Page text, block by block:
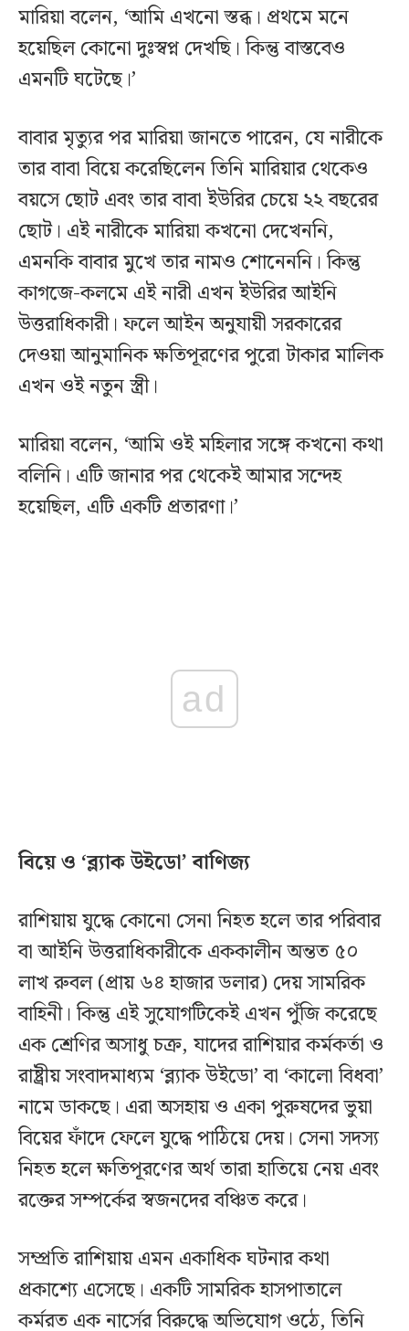
মারিয়া বলেন, ‘আমি এখনো স্তব্ধ। প্রথমে মনে
হয়েছিল কোনো দুঃস্বপ্ন দেখছি। কিন্তু বাস্তবেও
এমনটি ঘটেছে।’
বাবার মৃত্যুর পর মারিয়া জানতে পারেন, যে নারীকে
তার বাবা বিয়ে করেছিলেন তিনি মারিয়ার থেকেও
বয়সে ছোট এবং তার বাবা ইউরির চেয়ে ২২ বছরের
ছোট। এই নারীকে মারিয়া কখনো দেখেননি,
এমনকি বাবার মুখে তার নামও শোনেননি। কিন্তু
কাগজে-কলমে এই নারী এখন ইউরির আইনি
উত্তরাধিকারী। ফলে আইন অনুযায়ী সরকারের
দেওয়া আনুমানিক ক্ষতিপূরণের পুরো টাকার মালিক
এখন ওই নতুন স্ত্রী।
মারিয়া বলেন, ‘আমি ওই মহিলার সঙ্গে কখনো কথা
বলিনি। এটি জানার পর থেকেই আমার সন্দেহ
হয়েছিল, এটি একটি প্রতারণা।’
ad
বিয়ে ও ‘ব্ল্যাক উইডো’ বাণিজ্য
রাশিয়ায় যুদ্ধে কোনো সেনা নিহত হলে তার পরিবার
বা আইনি উত্তরাধিকারীকে এককালীন অন্তত ৫০
লাখ রুবল (প্রায় ৬৪ হাজার ডলার) দেয় সামরিক
বাহিনী। কিন্তু এই সুযোগটিকেই এখন পুঁজি করেছে
এক শ্রেণির অসাধু চক্র, যাদের রাশিয়ার কর্মকর্তা ও
রাষ্ট্রীয় সংবাদমাধ্যম ‘ব্ল্যাক উইডো’ বা ‘কালো বিধবা’
নামে ডাকছে। এরা অসহায় ও একা পুরুষদের ভুয়া
বিয়ের ফাঁদে ফেলে যুদ্ধে পাঠিয়ে দেয়। সেনা সদস্য
নিহত হলে ক্ষতিপূরণের অর্থ তারা হাতিয়ে নেয় এবং
রক্তের সম্পর্কের স্বজনদের বঞ্চিত করে।
সম্প্রতি রাশিয়ায় এমন একাধিক ঘটনার কথা
প্রকাশ্যে এসেছে। একটি সামরিক হাসপাতালে
কর্মরত এক নার্সের বিরুদ্ধে অভিযোগ ওঠে, তিনি